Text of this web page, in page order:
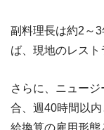
副料理長は約2～
ば、現地のレスト
さらに、ニュー
合、週40時間以
給換算の雇用形態